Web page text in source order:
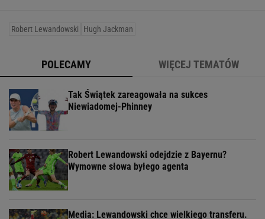
Robert Lewandowski Hugh Jackman
POLECAMY WIĘCEJ TEMATÓW
Tak Świątek zareagowała na sukces
Niewiadomej-Phinney
Robert Lewandowski odejdzie z Bayernu?
Wymowne słowa byłego agenta
Media: Lewandowski chce wielkiego transferu.